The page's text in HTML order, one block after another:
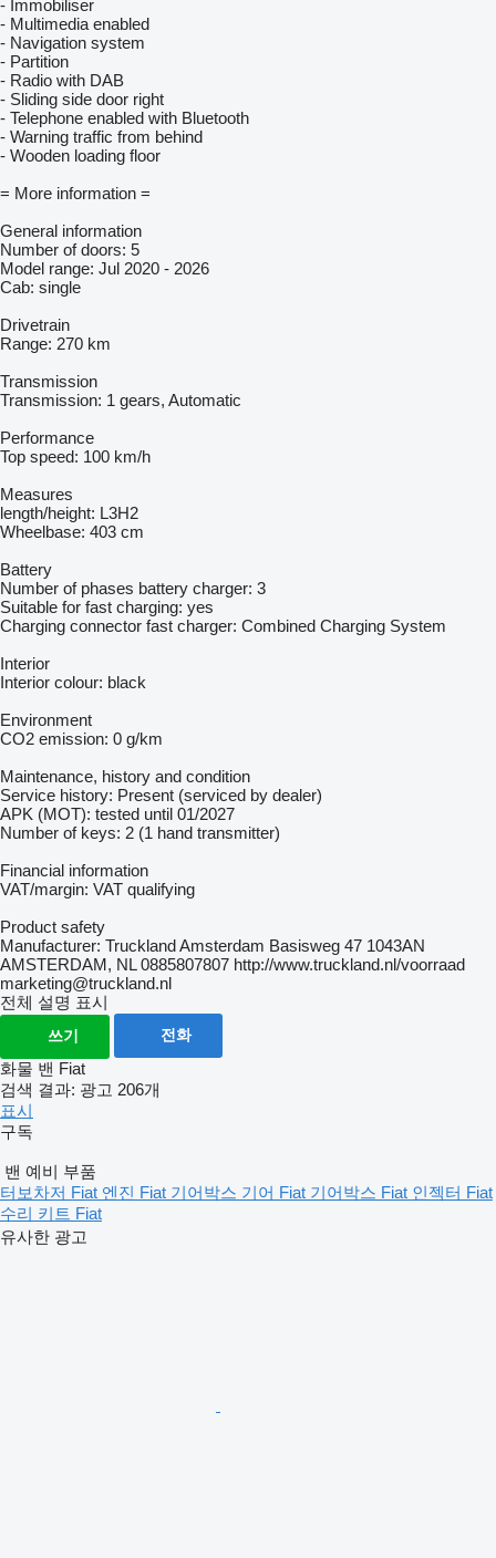
- Immobiliser
- Multimedia enabled
- Navigation system
- Partition
- Radio with DAB
- Sliding side door right
- Telephone enabled with Bluetooth
- Warning traffic from behind
- Wooden loading floor
= More information =
General information
Number of doors: 5
Model range: Jul 2020 - 2026
Cab: single
Drivetrain
Range: 270 km
Transmission
Transmission: 1 gears, Automatic
Performance
Top speed: 100 km/h
Measures
length/height: L3H2
Wheelbase: 403 cm
Battery
Number of phases battery charger: 3
Suitable for fast charging: yes
Charging connector fast charger: Combined Charging System
Interior
Interior colour: black
Environment
CO2 emission: 0 g/km
Maintenance, history and condition
Service history: Present (serviced by dealer)
APK (MOT): tested until 01/2027
Number of keys: 2 (1 hand transmitter)
Financial information
VAT/margin: VAT qualifying
Product safety
Manufacturer: Truckland Amsterdam Basisweg 47 1043AN
AMSTERDAM, NL 0885807807 http://www.truckland.nl/voorraad
marketing@truckland.nl
전체 설명 표시
쓰기 전화
화물 밴 Fiat
검색 결과: 광고 206개
표시
구독
밴 예비 부품
터보차저 Fiat 엔진 Fiat 기어박스 기어 Fiat 기어박스 Fiat 인젝터 Fiat
수리 키트 Fiat
유사한 광고